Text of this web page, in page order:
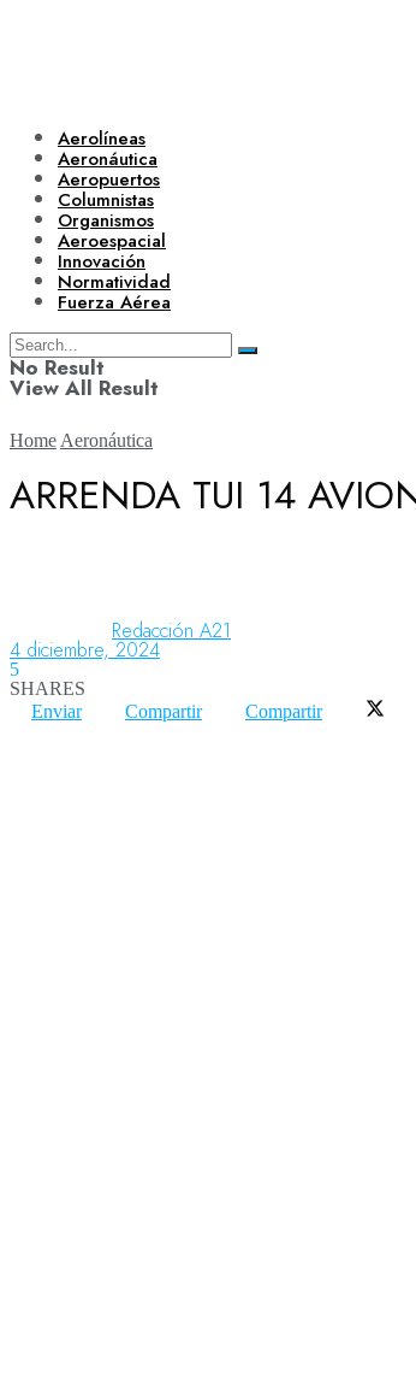
Aerolíneas
Aeronáutica
Aeropuertos
Columnistas
Organismos
Aeroespacial
Innovación
Normatividad
Fuerza Aérea
No Result
View All Result
Aeronáutica
Aeropuertos
Home Aeronáutica
ARRENDA TUI 14
Redacción A21
4 diciembre, 2024
5
SHARES
Enviar
Compartir Compartir